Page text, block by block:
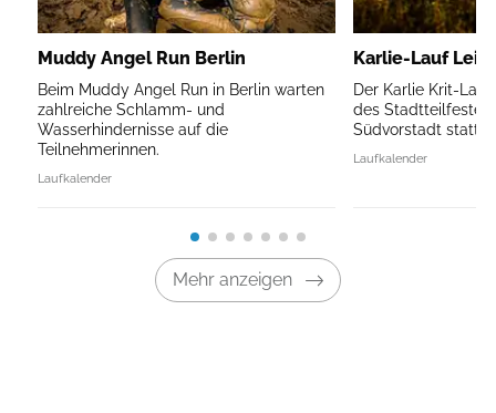
Muddy Angel Run Berlin
Beim Muddy Angel Run in Berlin warten
zahlreiche Schlamm- und
Wasserhindernisse auf die
Teilnehmerinnen.
Laufkalender
Karlie-Lauf
Der Karlie Krit-
des Stadtteilfestes
Südvorstadt statt.
Laufkalender
Mehr anzeigen